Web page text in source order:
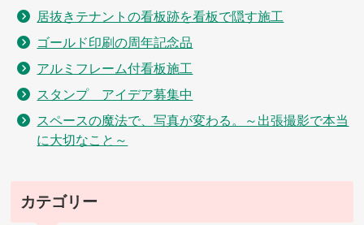
居抜きテナントの看板跡を看板で隠す施工
ゴールド印刷の周年記念品
アルミフレーム付看板施工
スタンプ アイデア募集中
スペースの魔法で、写真が変わる。～出張撮影で本当
に大切なこと～
カテゴリー